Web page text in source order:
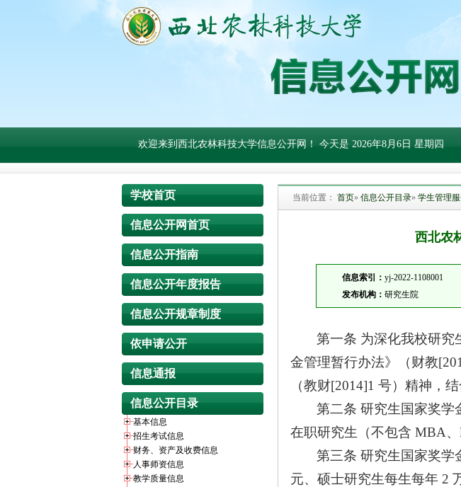
欢迎来到西北农林科技大学信息公开网！ 今天是 2026年8月6日 星期四
学校首页
信息公开网首页
信息公开指南
信息公开年度报告
信息公开规章制度
依申请公开
信息通报
信息公开目录
基本信息
招生考试信息
财务、资产及收费信息
人事师资信息
教学质量信息
当前位置： 首页» 信息公开目录» 学生管理
西北农
信息索引： yj-2022-1108001
发布机构： 研究生院
第一条 为深化我校研究
金管理暂行办法》（财教
（教财[2014]1 号）精神，
第二条 研究生国家奖学
在职研究生（不包含 MBA、
第三条 研究生国家奖学
元、硕士研究生每生每年 2